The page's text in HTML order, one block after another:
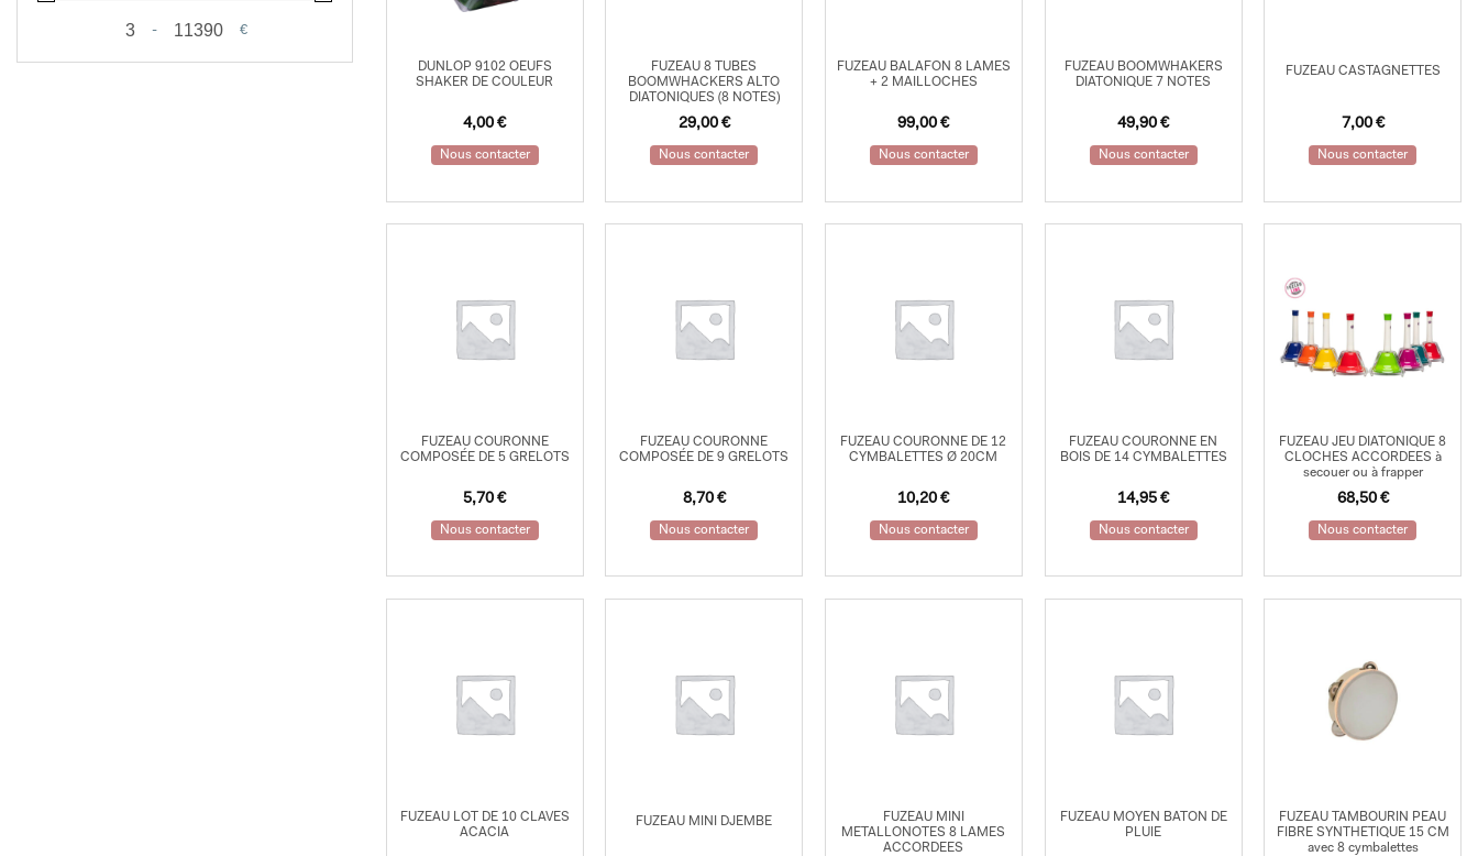
- €
DUNLOP 9102 OEUFS
SHAKER DE COULEUR
4,00€
Nous contacter
FUZEAU 8 TUBES
BOOMWHACKERS ALTO
DIATONIQUES (8 NOTES)
29,00 €
Nous contacter
FUZEAU BALAFON 8 LAMES
+ 2 MAILLOCHES
99,00€
Nous contacter
FUZEAU BOOMWHAKERS
DIATONIQUE 7 NOTES
49,90€
Nous contacter
FUZEAU CASTAGNETTES
7,00 €
Nous contacter
FUZEAU COURONNE
COMPOSÉE DE 5 GRELOTS
5,70€
Nous contacter
FUZEAU COURONNE
COMPOSÉE DE 9 GRELOTS
8,70 €
Nous contacter
FUZEAU COURONNE DE 12
CYMBALETTES Ø 20CM
10,20€
Nous contacter
FUZEAU COURONNE EN
BOIS DE 14 CYMBALETTES
14,95€
Nous contacter
FUZEAU JEU DIATONIQUE 8
CLOCHES ACCORDEES à
secouer ou à frapper
68,50 €
Nous contacter
FUZEAU LOT DE 10 CLAVES
ACACIA
FUZEAU MINI DJEMBE
FUZEAU MINI
METALLONOTES 8 LAMES
ACCORDEES
FUZEAU MOYEN BATON DE
PLUIE
FUZEAU TAMBOURIN PEAU
FIBRE SYNTHETIQUE 15 CM
avec 8 cymbalettes